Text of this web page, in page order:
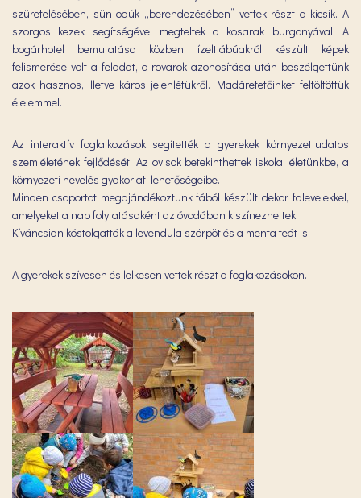
szüretelésében, sün odúk „berendezésében” vettek részt a kicsik. A
szorgos kezek segítségével megteltek a kosarak burgonyával. A
bogárhotel bemutatása közben ízeltlábúakról készült képek
felismerése volt a feladat, a rovarok azonosítása után beszélgettünk
azok hasznos, illetve káros jelenlétükről. Madáretetőinket feltöltöttük
élelemmel.
Az interaktív foglalkozások segítették a gyerekek környezettudatos
szemléletének fejlődését. Az ovisok betekinthettek iskolai életünkbe, a
környezeti nevelés gyakorlati lehetőségeibe.
Minden csoportot megajándékoztunk fából készült dekor falevelekkel,
amelyeket a nap folytatásaként az óvodában kiszínezhettek.
Kíváncsian kóstolgatták a levendula szörpöt és a menta teát is.
A gyerekek szívesen és lelkesen vettek részt a foglakozásokon.